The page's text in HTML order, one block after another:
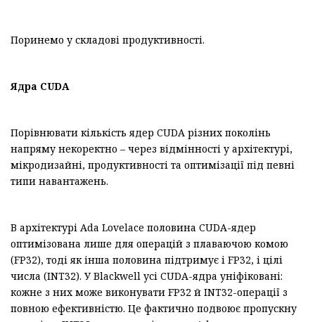
Поринемо у складові продуктивності.
Ядра CUDA
Порівнювати кількість ядер CUDA різних поколінь
напряму некоректно – через відмінності у архітектурі,
мікродизайні, продуктивності та оптимізації під певні
типи навантажень.
В архітектурі Ada Lovelace половина CUDA-ядер
оптимізована лише для операцій з плаваючою комою
(FP32), тоді як інша половина підтримує і FP32, і цілі
числа (INT32). У Blackwell усі CUDA-ядра уніфіковані:
кожне з них може виконувати FP32 й INT32-операції з
повною ефективністю. Це фактично подвоює пропускну